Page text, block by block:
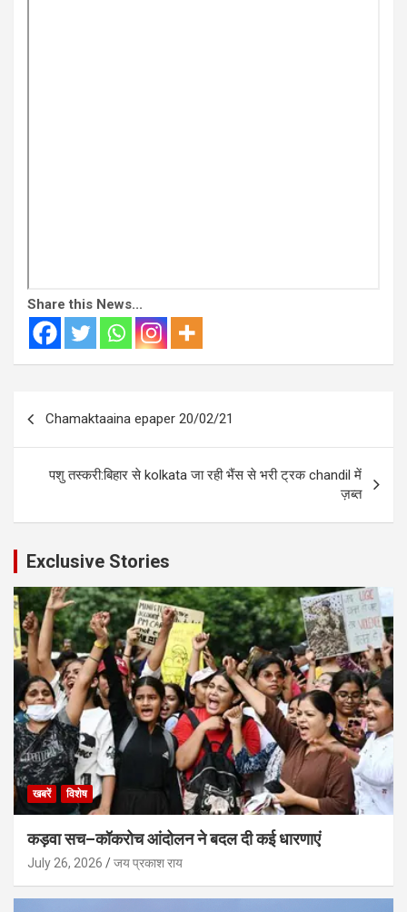
Share this News...
Chamaktaaina epaper 20/02/21
पशु तस्करी:बिहार से kolkata जा रही भैंस से भरी ट्रक chandil में
ज़ब्त
Exclusive Stories
खबरें विशेष
कड़वा सच–कॉकरोच आंदोलन ने बदल दी कई धारणाएं
July 26, 2026 जय प्रकाश राय